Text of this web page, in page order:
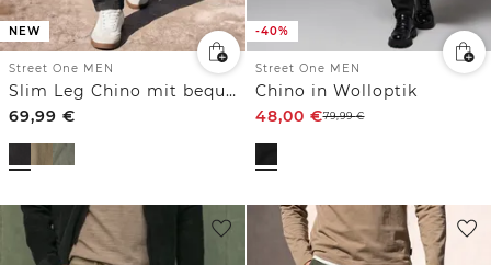
NEW
Street One MEN
Slim Leg Chino mit bequemem Flexbund
69,99 €
-40%
Street One MEN
Chino in Wolloptik
48,00 €79,99€